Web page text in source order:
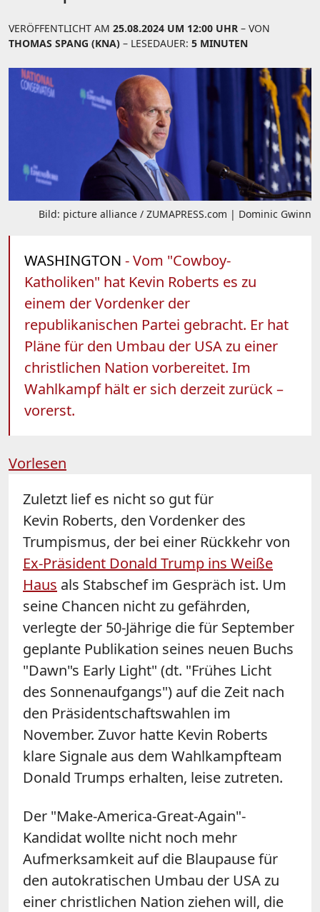
VERÖFFENTLICHT AM 25.08.2024 UM 12:00 UHR – VON
THOMAS SPANG (KNA) – LESEDAUER: 5 MINUTEN
Bild: picture alliance / ZUMAPRESS.com | Dominic Gwinn
WASHINGTON - Vom "Cowboy-
Katholiken" hat Kevin Roberts es zu
einem der Vordenker der
republikanischen Partei gebracht. Er hat
Pläne für den Umbau der USA zu einer
christlichen Nation vorbereitet. Im
Wahlkampf hält er sich derzeit zurück –
vorerst.
Vorlesen
Zuletzt lief es nicht so gut für
Kevin Roberts, den Vordenker des
Trumpismus, der bei einer Rückkehr von
Ex-Präsident Donald Trump ins Weiße
Haus als Stabschef im Gespräch ist. Um
seine Chancen nicht zu gefährden,
verlegte der 50-Jährige die für September
geplante Publikation seines neuen Buchs
"Dawn"s Early Light" (dt. "Frühes Licht
des Sonnenaufgangs") auf die Zeit nach
den Präsidentschaftswahlen im
November. Zuvor hatte Kevin Roberts
klare Signale aus dem Wahlkampfteam
Donald Trumps erhalten, leise zutreten.
Der "Make-America-Great-Again"-
Kandidat wollte nicht noch mehr
Aufmerksamkeit auf die Blaupause für
den autokratischen Umbau der USA zu
einer christlichen Nation ziehen will, die